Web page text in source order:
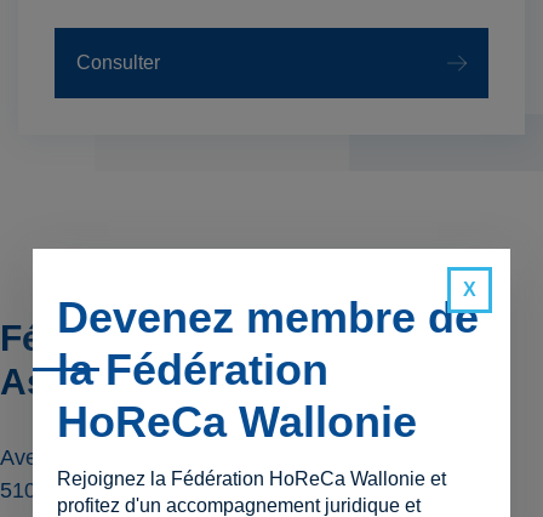
Consulter
Fédération HoReCa Wallonie
Asbl
Avenue Gouverneur Bovesse 35 Bte 1
5100
JAMBES
Devenez membre de
la Fédération
HoReCa Wallonie
Rejoignez la Fédération HoReCa Wallonie et
profitez d'un accompagnement juridique et